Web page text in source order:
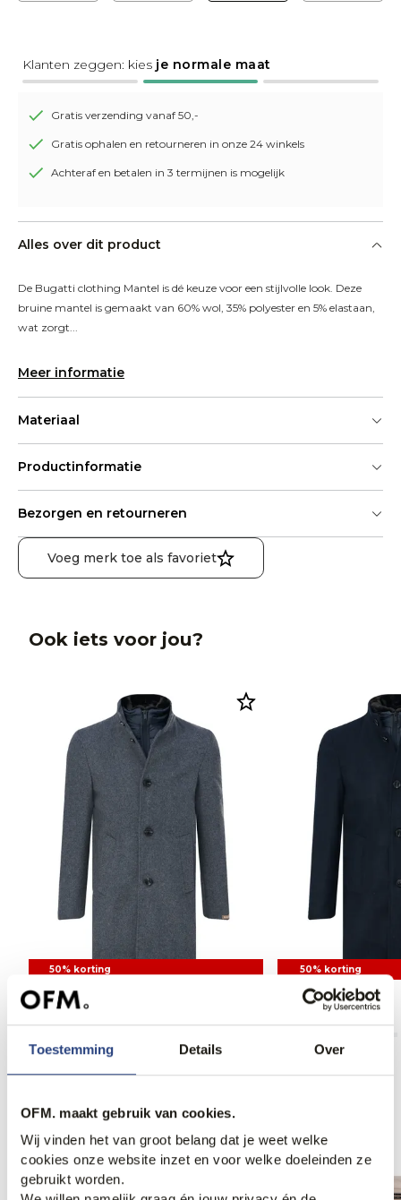
Toestemming Details Over
OFM. maakt gebruik van cookies.
Wij vinden het van groot belang dat je weet welke
cookies onze website inzet en voor welke doeleinden ze
gebruikt worden.
Klanten zeggen: kies je normale maat
Gratis verzending vanaf 50,-
Gratis ophalen en retourneren in onze 24 winkels
Achteraf en betalen in 3 termijnen is mogelijk
Alles over dit product
De Bugatti clothing Mantel is dé keuze voor een stijlvolle look. Deze
bruine mantel is gemaakt van 60% wol, 35% polyester en 5% elastaan,
wat zorgt...
Meer informatie
Materiaal
Productinformatie
Bezorgen en retourneren
Voeg merk toe als favoriet
Ook iets voor jou?
50% korting
Nobel Overcoat
299,95
149,95
50% korting
Nobel Overcoat
299,95
Anderen bekeken ook